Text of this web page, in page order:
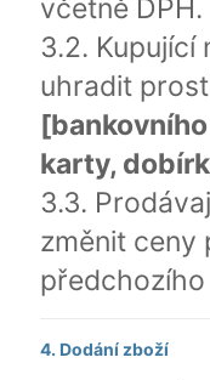
včetně DPH.
3.2. Kupující
uhradit
karty,
3.3.
změnit ceny
4. Dodání zboží